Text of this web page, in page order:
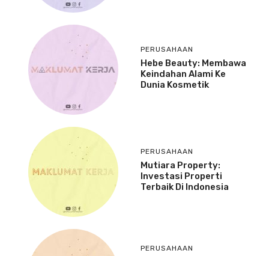
PERUSAHAAN
Hebe Beauty: Membawa
Keindahan Alami Ke
Dunia Kosmetik
PERUSAHAAN
Mutiara Property:
Investasi Properti
Terbaik Di Indonesia
PERUSAHAAN